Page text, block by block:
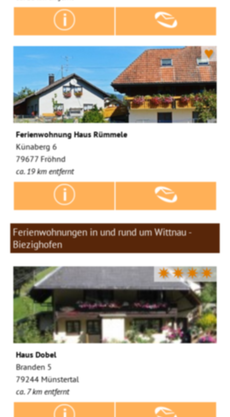
♥
Ferienwohnung Haus Rümmele
Künaberg 6
79677 Fröhnd
ca. 19 km entfernt
Ferienwohnungen in und rund um Wittnau -
Biezighofen
✷✷✷✷
Haus Dobel
Branden 5
79244 Münstertal
ca. 7 km entfernt